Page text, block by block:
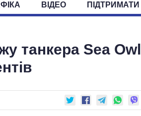
ЕКОНОМІКА СУСПІЛЬСТВО СВІТ
КОМІТЕТИ ФРАКЦІЇ ОКРУГИ
ВІДЕО ПІДТРИМАТИ
танкера Sea Owl